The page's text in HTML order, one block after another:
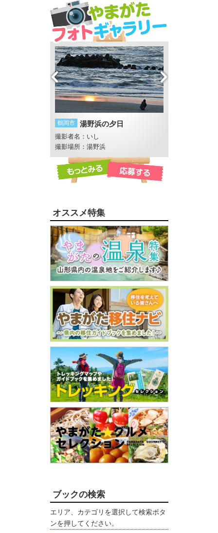
鶴岡市 湯野浜の夕日
撮影者名：いし
撮影場所：湯野浜
オススメ特集
ブックの検索
エリア、カテゴリを選択して検索ボタ
ンを押してください。